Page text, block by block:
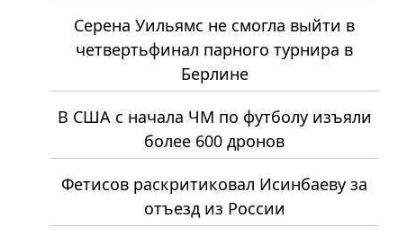
Серена Уильямс не смогла выйти в
четвертьфинал парного турнира в
Берлине
В США с начала ЧМ по футболу изъяли
более 600 дронов
Фетисов раскритиковал Исинбаеву за
отъезд из России